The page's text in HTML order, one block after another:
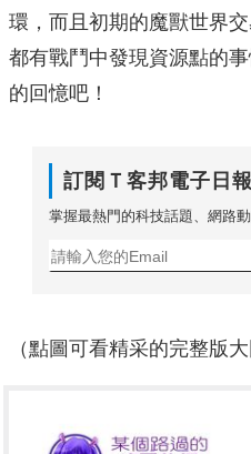
環，而且初期的魔獸世界
都有戰鬥中發現資源點的
的回憶吧！
訂閱Ｔ客邦電子日報
掌握最熱門的科技話題、網路
（點圖可看精采的完整版大